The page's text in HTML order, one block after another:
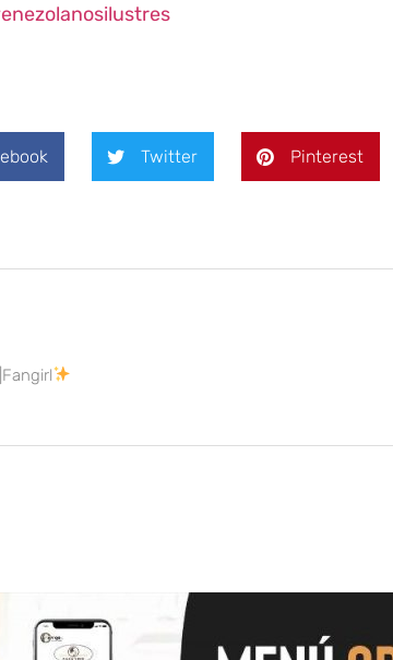
Twitter Pinterest
|Fangirl